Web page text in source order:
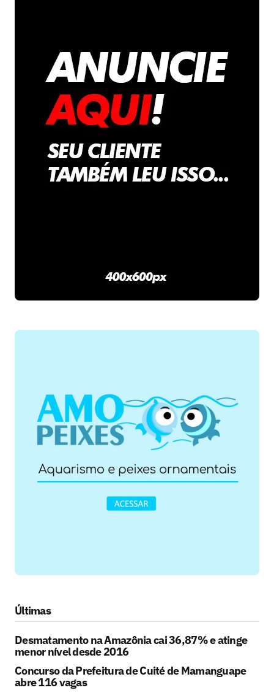
Últimas
Desmatamento na Amazônia cai 36,87% e atinge
menor nível desde 2016
Concurso da Prefeitura de Cuité de Mamanguape
abre 116 vagas